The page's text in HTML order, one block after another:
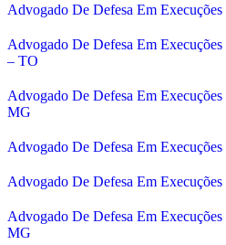
Advogado De Defesa Em
Advogado De Defesa Em
– TO
Advogado De Defesa Em
MG
Advogado De Defesa Em
Advogado De Defesa Em
Advogado De Defesa Em
MG